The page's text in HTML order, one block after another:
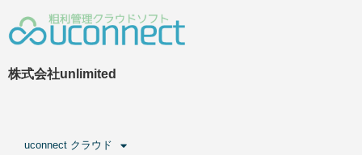
株式会社unlimited
uconnect クラウド